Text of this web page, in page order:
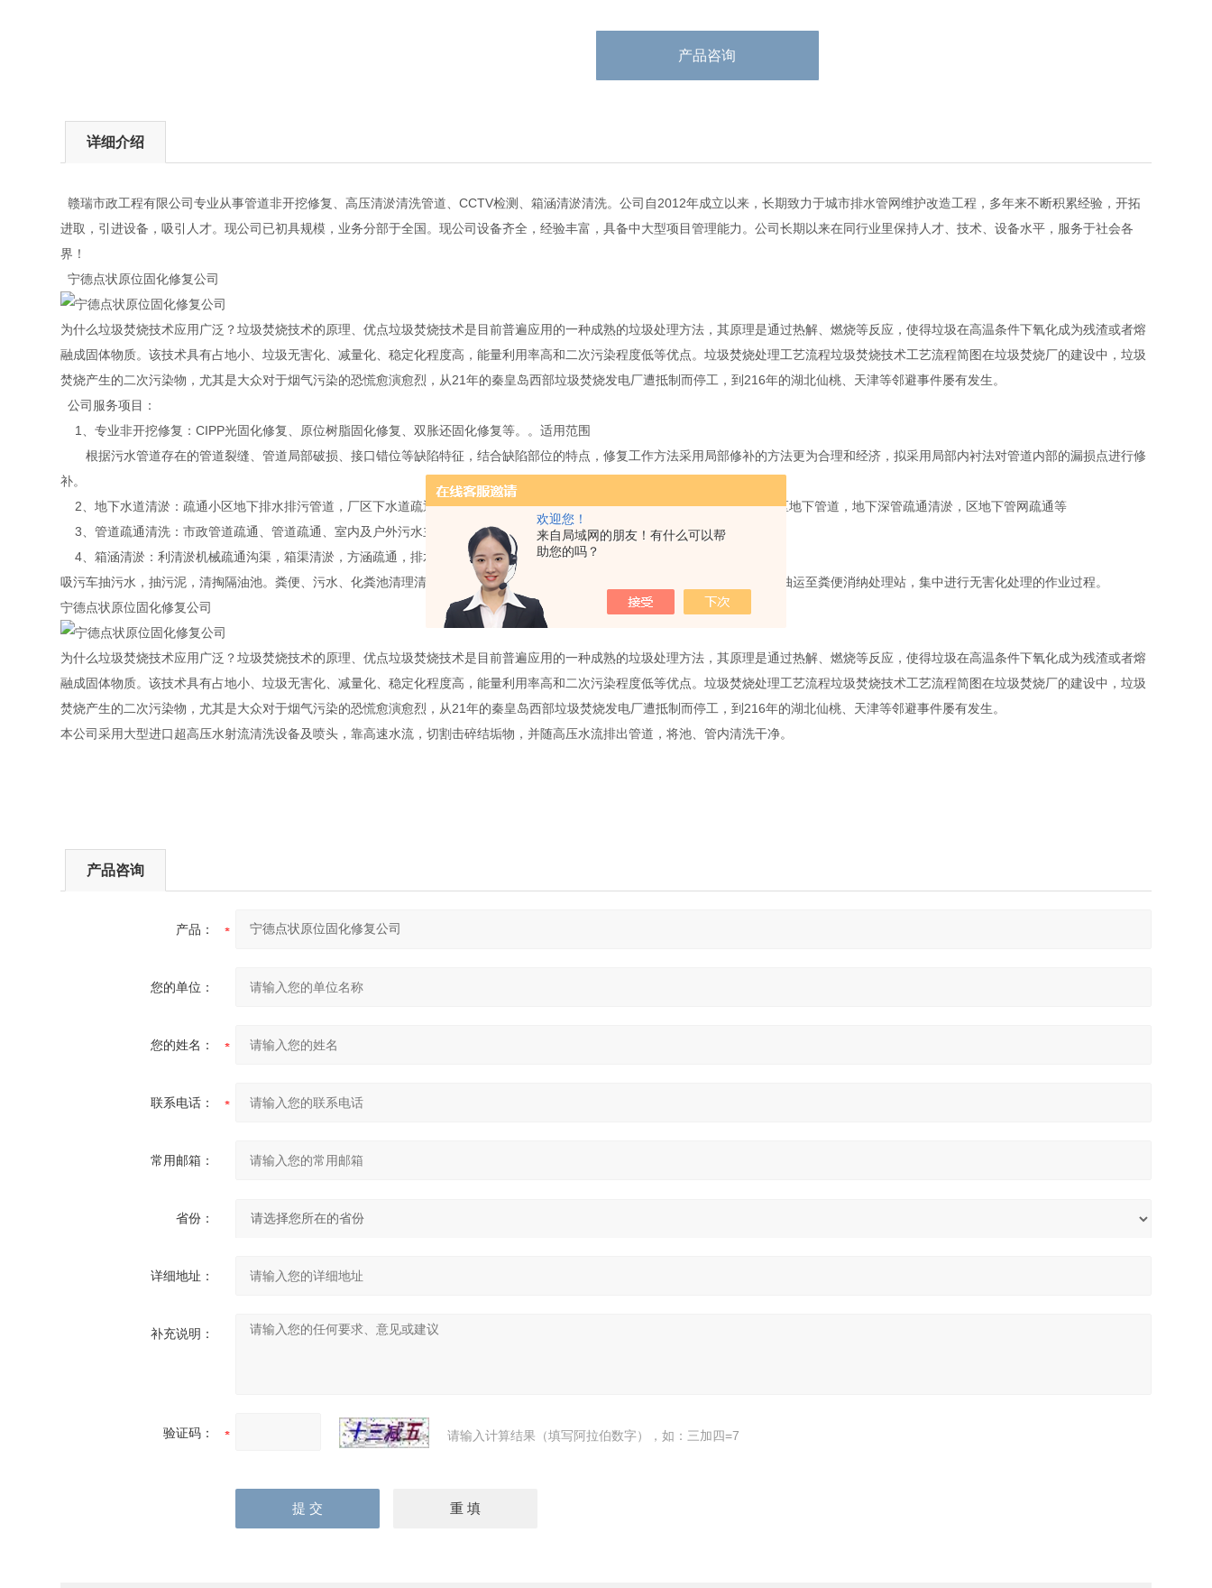
欢迎您！
来自局域网的朋友！有什么可以帮
助您的吗？
产品咨询
详细介绍
赣瑞市政工程有限公司专业从事管道非开挖修复、高压清淤清洗管道、CCTV检测、箱涵清淤清洗。公司自2012年成立以来，长期致力于城市排水管网维护改造工程，多年来不断积累经验，开拓
进取，引进设备，吸引人才。现公司已初具规模，业务分部于全国。现公司设备齐全，经验丰富，具备中大型项目管理能力。公司长期以来在同行业里保持人才、技术、设备水平，服务于社会各
界！
宁德点状原位固化修复公司
为什么垃圾焚烧技术应用广泛？垃圾焚烧技术的原理、优点垃圾焚烧技术是目前普遍应用的一种成熟的垃圾处理方法，其原理是通过热解、燃烧等反应，使得垃圾在高温条件下氧化成为残渣或者熔
融成固体物质。该技术具有占地小、垃圾无害化、减量化、稳定化程度高，能量利用率高和二次污染程度低等优点。垃圾焚烧处理工艺流程垃圾焚烧技术工艺流程简图在垃圾焚烧厂的建设中，垃圾
焚烧产生的二次污染物，尤其是大众对于烟气污染的恐慌愈演愈烈，从21年的秦皇岛西部垃圾焚烧发电厂遭抵制而停工，到216年的湖北仙桃、天津等邻避事件屡有发生。
公司服务项目：
1、专业非开挖修复：CIPP光固化修复、原位树脂固化修复、双胀还固化修复等。。适用范围
根据污水管道存在的管道裂缝、管道局部破损、接口错位等缺陷特征，结合缺陷部位的特点，修复工作方法采用局部修补的方法更为合理和经济，拟采用局部内衬法对管道内部的漏损点进行修
补。
2、地下水道清淤：疏通小区地下排水排污管道，厂区下水道疏通，村镇下水道清疏，街道下水管道清淤长年承包服务，清理社区地下管道，地下深管疏通清淤，区地下管网疏通等
3、管道疏通清洗：市政管道疏通、管道疏通、室内及户外污水主管道疏通、各种疑难管道疏通。
4、箱涵清淤：利清淤机械疏通沟渠，箱渠清淤，方涵疏通，排水渠清洗，涵箱清淤，疏通渠道服务。
吸污车抽污水，抽污泥，清掏隔油池。粪便、污水、化粪池清理清运主要指化粪池、污水池、沉淀池、厕所，通过粪便清运车辆，抽运至粪便消纳处理站，集中进行无害化处理的作业过程。
宁德点状原位固化修复公司
为什么垃圾焚烧技术应用广泛？垃圾焚烧技术的原理、优点垃圾焚烧技术是目前普遍应用的一种成熟的垃圾处理方法，其原理是通过热解、燃烧等反应，使得垃圾在高温条件下氧化成为残渣或者熔
融成固体物质。该技术具有占地小、垃圾无害化、减量化、稳定化程度高，能量利用率高和二次污染程度低等优点。垃圾焚烧处理工艺流程垃圾焚烧技术工艺流程简图在垃圾焚烧厂的建设中，垃圾
焚烧产生的二次污染物，尤其是大众对于烟气污染的恐慌愈演愈烈，从21年的秦皇岛西部垃圾焚烧发电厂遭抵制而停工，到216年的湖北仙桃、天津等邻避事件屡有发生。
本公司采用大型进口超高压水射流清洗设备及喷头，靠高速水流，切割击碎结垢物，并随高压水流排出管道，将池、管内清洗干净。
产品咨询
产品：
您的单位：
您的姓名：
联系电话：
常用邮箱：
省份：
详细地址：
补充说明：
验证码： 请输入计算结果（填写阿拉伯数字），如：三加四=7